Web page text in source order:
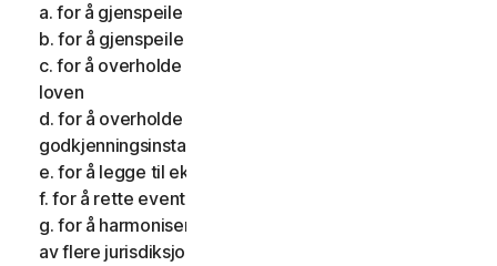
a. for å gjenspeile endringer i teknologien
b. for å gjenspeile endringene i nettruslers natur
c. for å overholde loven og gjenspeile endringer i
loven
d. for å overholde kravene pålagt av en
godkjenningsinstans
e. for å legge til ekstra funksjoner
f. for å rette eventuelle feil
g. for å harmonisere tjenestene og vilkårene på tvers
av flere jurisdiksjoner